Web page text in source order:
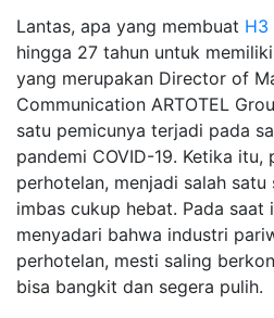
Lantas, apa yang membuat H3
hingga 27 tahun untuk
yang merupakan Director of
Communication ARTOTEL
satu pemicunya terjadi pada
pandemi COVID-19. Ketika
perhotelan, menjadi salah
imbas cukup hebat. Pada saat
menyadari bahwa industri
perhotelan, mesti saling
bisa bangkit dan segera pulih.